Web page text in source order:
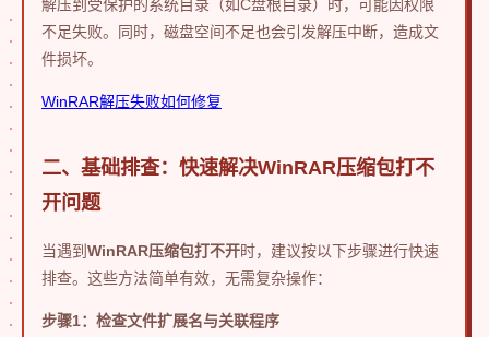
解压到受保护的系统目录（如C盘根目录）时，可能因权限
不足失败。同时，磁盘空间不足也会引发解压中断，造成文
件损坏。
WinRAR解压失败如何修复
二、基础排查：快速解决WinRAR压缩包打不
开问题
当遇到 WinRAR压缩包打不开时，建议按以下步骤进行快速
排查。这些方法简单有效，无需复杂操作：
步骤1：检查文件扩展名与关联程序